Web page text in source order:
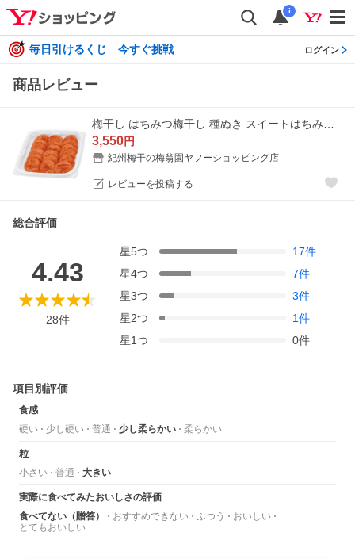
i
毎日引けるくじ 今すぐ挑戦 ログイン
商品レビュー
3,550円
紀州梅干の梅翁園ヤフーショッピング店
レビューを投稿する
総合評価
4.43
28件
星5つ 17件
星4つ 7件
星3つ 3件
星2つ 1件
星1つ 0件
項目別評価
食感
硬い
少し硬い 普通 少し柔らかい 柔らかい
粒
小さい
普通 大きい
実際に食べてみたおいしさの評価
食べてない（贈答）
おすすめできない ふつう
おいしい
とてもおいしい